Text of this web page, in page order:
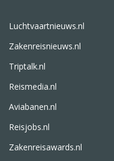
Luchtvaartnieuws.nl
Zakenreisnieuws.nl
Triptalk.nl
Reismedia.nl
Aviabanen.nl
Reisjobs.nl
Zakenreisawards.nl